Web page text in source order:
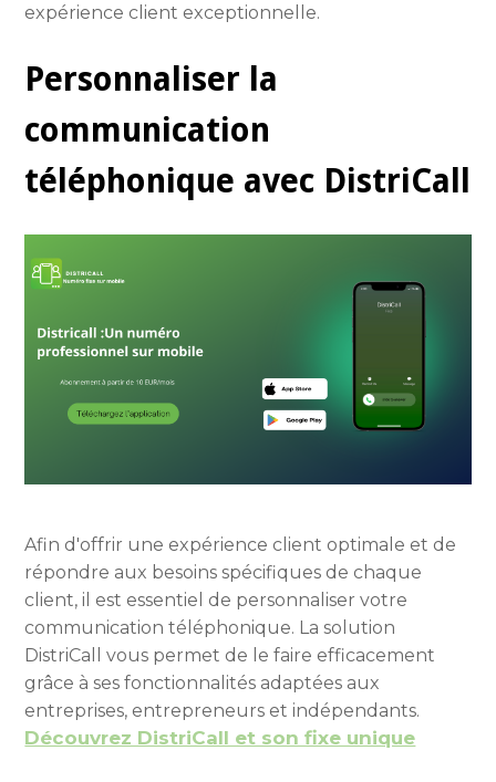
expérience client exceptionnelle.
Personnaliser la
communication
téléphonique avec DistriCall
Afin d'offrir une expérience client optimale et de
répondre aux besoins spécifiques de chaque
client, il est essentiel de personnaliser votre
communication téléphonique. La solution
DistriCall vous permet de le faire efficacement
grâce à ses fonctionnalités adaptées aux
entreprises, entrepreneurs et indépendants.
Découvrez DistriCall et son fixe unique